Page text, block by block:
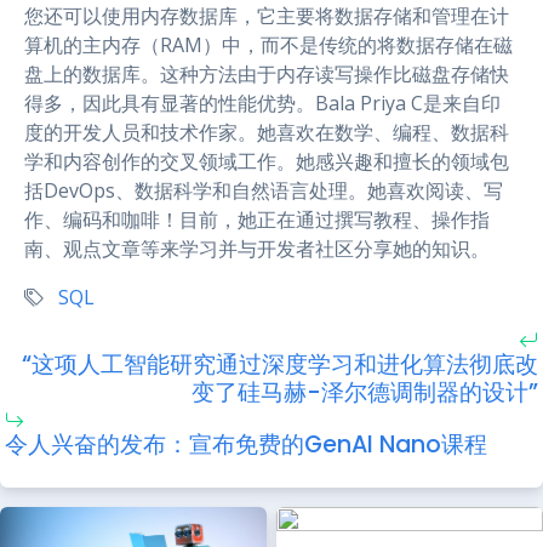
您还可以使用内存数据库，它主要将数据存储和管理在计
算机的主内存（RAM）中，而不是传统的将数据存储在磁
盘上的数据库。这种方法由于内存读写操作比磁盘存储快
得多，因此具有显著的性能优势。Bala Priya C是来自印
度的开发人员和技术作家。她喜欢在数学、编程、数据科
学和内容创作的交叉领域工作。她感兴趣和擅长的领域包
括DevOps、数据科学和自然语言处理。她喜欢阅读、写
作、编码和咖啡！目前，她正在通过撰写教程、操作指
南、观点文章等来学习并与开发者社区分享她的知识。
SQL
“这项人工智能研究通过深度学习和进化算法彻底改
变了硅马赫-泽尔德调制器的设计”
令人兴奋的发布：宣布免费的GenAI Nano课程